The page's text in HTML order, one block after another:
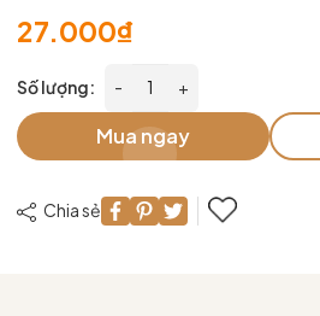
27.000₫
Số lượng: - +
Mua ngay
Chia sẻ